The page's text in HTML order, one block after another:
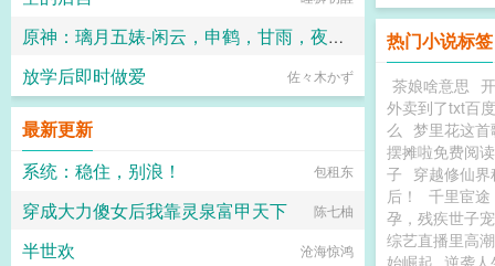
热门小说标签
茶娘啥意思
外卖到了txt百度
么 梦里花这首
摆摊啦免费阅读
子 穿越修仙
后！
千里宦途
孕，残疾世子
综艺直播里高
始崛起 逆袭
原神：璃月五婊-闲云，申鹤，甘雨，夜兰，凝光
杜逸尘
放学后即时做爱 佐々木かず
最新更新
系统：稳住，别浪！
包租东
穿成大力傻女后我靠灵泉富甲天下 陈七柚
半世欢 沧海惊鸿